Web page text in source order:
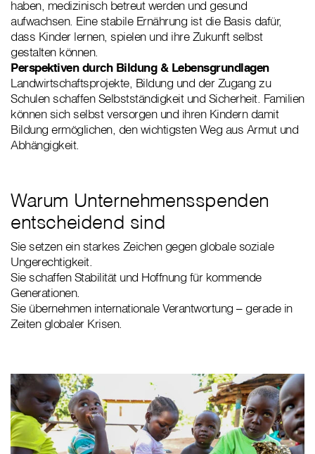
haben, medizinisch betreut werden und gesund
aufwachsen. Eine stabile Ernährung ist die Basis dafür,
dass Kinder lernen, spielen und ihre Zukunft selbst
gestalten können.
Perspektiven durch Bildung & Lebensgrundlagen
Landwirtschaftsprojekte, Bildung und der Zugang zu
Schulen schaffen Selbstständigkeit und Sicherheit. Familien
können sich selbst versorgen und ihren Kindern damit
Bildung ermöglichen, den wichtigsten Weg aus Armut und
Abhängigkeit.
Warum Unternehmensspenden
entscheidend sind
Sie setzen ein starkes Zeichen gegen globale soziale
Ungerechtigkeit.
Sie schaffen Stabilität und Hoffnung für kommende
Generationen.
Sie übernehmen internationale Verantwortung – gerade in
Zeiten globaler Krisen.